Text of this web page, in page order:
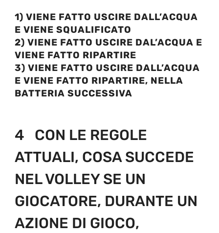
1) VIENE FATTO USCIRE DALL’ACQUA
E VIENE SQUALIFICATO
2) VIENE FATTO USCIRE DAL’ACQUA E
VIENE FATTO RIPARTIRE
3) VIENE FATTO USCIRE DALL’ACQUA
E VIENE FATTO RIPARTIRE, NELLA
BATTERIA SUCCESSIVA
4 CON LE REGOLE
ATTUALI, COSA SUCCEDE
NEL VOLLEY SE UN
GIOCATORE, DURANTE UN
AZIONE DI GIOCO,